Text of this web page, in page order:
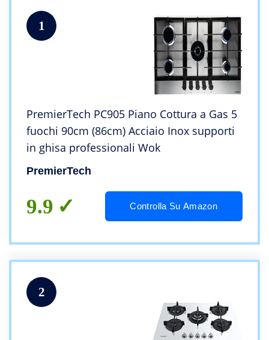
1
PremierTech PC905 Piano Cottura a Gas 5
fuochi 90cm (86cm) Acciaio Inox supporti
in ghisa professionali Wok
PremierTech
9.9 Controlla Su Amazon
2